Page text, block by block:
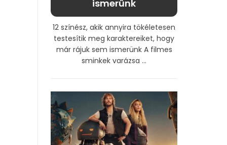
ismerünk
12 színész, akik annyira tökéletesen
testesítik meg karaktereiket, hogy
már rájuk sem ismerünk A filmes
sminkek varázsa ...